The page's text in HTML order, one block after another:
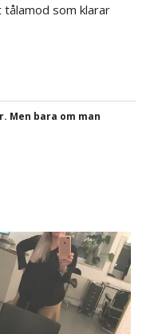
tålamod som klarar
Men bara om man